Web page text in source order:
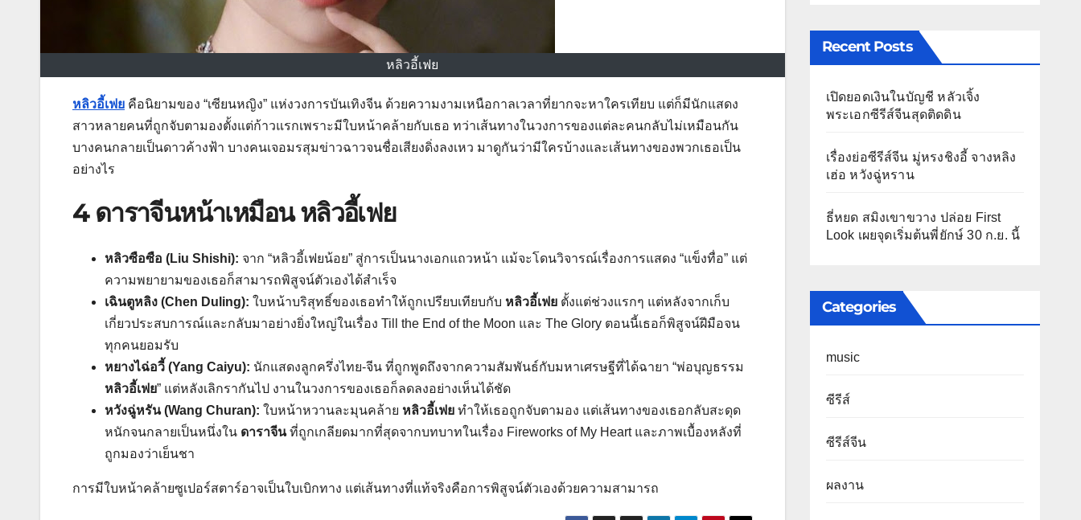
หลิวอี้เฟย
หลิวอี้เฟย คือนิยามของ “เซียนหญิง” แห่งวงการบันเทิงจีน ด้วยความงามเหนือกาลเวลาที่ยากจะหาใครเทียบ แต่ก็มีนักแสดง
สาวหลายคนที่ถูกจับตามองตั้งแต่ก้าวแรกเพราะมีใบหน้าคล้ายกับเธอ ทว่าเส้นทางในวงการของแต่ละคนกลับไม่เหมือนกัน
บางคนกลายเป็นดาวค้างฟ้า บางคนเจอมรสุมข่าวฉาวจนชื่อเสียงดิ่งลงเหว มาดูกันว่ามีใครบ้างและเส้นทางของพวกเธอเป็น
อย่างไร
4 ดาราจีนหน้าเหมือน หลิวอี้เฟย
หลิวซือซือ (Liu Shishi): จาก “หลิวอี้เฟยน้อย” สู่การเป็นนางเอกแถวหน้า แม้จะโดนวิจารณ์เรื่องการแสดง “แข็งทื่อ” แต่
ความพยายามของเธอก็สามารถพิสูจน์ตัวเองได้สำเร็จ
เฉินตูหลิง (Chen Duling): ใบหน้าบริสุทธิ์ของเธอทำให้ถูกเปรียบเทียบกับ หลิวอี้เฟย ตั้งแต่ช่วงแรกๆ แต่หลังจากเก็บ
เกี่ยวประสบการณ์และกลับมาอย่างยิ่งใหญ่ในเรื่อง Till the End of the Moon และ The Glory ตอนนี้เธอก็พิสูจน์ฝีมือจน
ทุกคนยอมรับ
หยางไฉ่อวี้ (Yang Caiyu): นักแสดงลูกครึ่งไทย-จีน ที่ถูกพูดถึงจากความสัมพันธ์กับมหาเศรษฐีที่ได้ฉายา “พ่อบุญธรรม
หลิวอี้เฟย” แต่หลังเลิกรากันไป งานในวงการของเธอก็ลดลงอย่างเห็นได้ชัด
หวังฉู่หรัน (Wang Churan): ใบหน้าหวานละมุนคล้าย หลิวอี้เฟย ทำให้เธอถูกจับตามอง แต่เส้นทางของเธอกลับสะดุด
หนักจนกลายเป็นหนึ่งใน ดาราจีนที่ถูกเกลียดมากที่สุดจากบทบาทในเรื่อง Fireworks of My Heart และภาพเบื้องหลังที่
ถูกมองว่าเย็นชา
การมีใบหน้าคล้ายซูเปอร์สตาร์อาจเป็นใบเบิกทาง แต่เส้นทางที่แท้จริงคือการพิสูจน์ตัวเองด้วยความสามารถ
Recent Posts
เปิดยอดเงินในบัญชี หลัวเจิ้ง
พระเอกซีรีส์จีนสุดติดดิน
เรื่องย่อซีรีส์จีน มู่หรงชิงอี้ จางหลิง
เฮ่อ หวังฉู่หราน
ธี่หยด สมิงเขาขวาง ปล่อย First
Look เผยจุดเริ่มต้นพี่ยักษ์ 30 ก.ย. นี้
Categories
music
ซีรีส์
ซีรีส์จีน
ผลงาน